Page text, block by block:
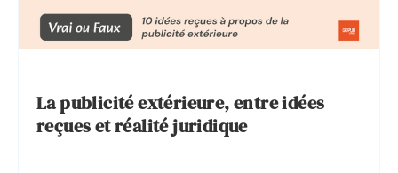
La publicité extérieure, entre idées
reçues et réalité juridique